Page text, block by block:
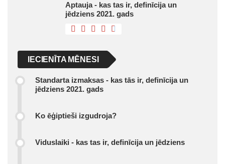
Aptauja - kas tas ir, definīcija un
jēdziens 2021. gads
IECIENĪTA MĒNESI
Standarta izmaksas - kas tās ir, definīcija un
jēdziens 2021. gads
Ko ēģiptieši izgudroja?
Viduslaiki - kas tas ir, definīcija un jēdziens